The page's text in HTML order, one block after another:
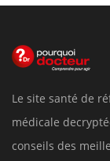
Le site santé de
médicale
conseils des